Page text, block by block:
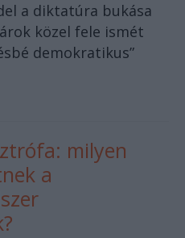
a diktatúra bukása
közel fele ismét
demokratikus”
milyen
a